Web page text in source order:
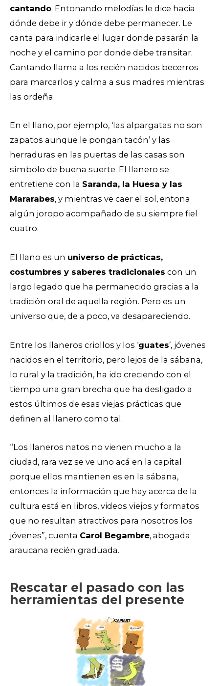
cantando. Entonando melodías le dice hacia
dónde debe ir y dónde debe permanecer. Le
canta para indicarle el lugar donde pasarán la
noche y el camino por donde debe transitar.
Cantando llama a los recién nacidos becerros
para marcarlos y calma a sus madres mientras
las ordeña.
En el llano, por ejemplo, ‘las alpargatas no son
zapatos aunque le pongan tacón’ y las
herraduras en las puertas de las casas son
símbolo de buena suerte. El llanero se
entretiene con la Saranda, la Huesa y las
Mararabes, y mientras ve caer el sol, entona
algún joropo acompañado de su siempre fiel
cuatro.
El llano es un universo de prácticas,
costumbres y saberes tradicionales con un
largo legado que ha permanecido gracias a la
tradición oral de aquella región. Pero es un
universo que, de a poco, va desapareciendo.
Entre los llaneros criollos y los ‘guates’, jóvenes
nacidos en el territorio, pero lejos de la sábana,
lo rural y la tradición, ha ido creciendo con el
tiempo una gran brecha que ha desligado a
estos últimos de esas viejas prácticas que
definen al llanero como tal.
“Los llaneros natos no vienen mucho a la
ciudad, rara vez se ve uno acá en la capital
porque ellos mantienen es en la sábana,
entonces la información que hay acerca de la
cultura está en libros, videos viejos y formatos
que no resultan atractivos para nosotros los
jóvenes”, cuenta Carol Begambre, abogada
araucana recién graduada.
Rescatar el pasado con las
herramientas del presente